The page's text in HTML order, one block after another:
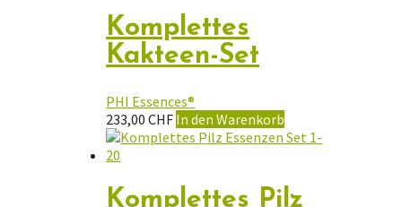
Komplettes
Kakteen-Set
PHI Essences®
233,00 CHF In den Warenkorb
Komplettes Pilz